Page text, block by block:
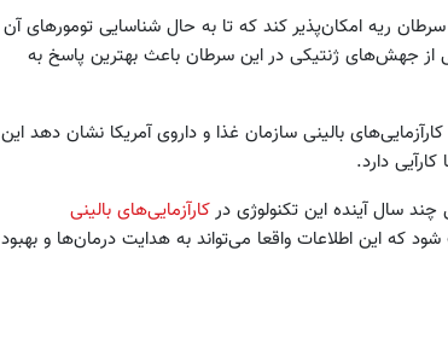
ریه امکان‌پذیر کند که تا به حال شناسایی تومورهای آن
جهش‌های ژنتیکی در این سرطان باعث بهترین پاسخ به
بالینی سازمان غذا و داروی آمریکا نشان دهد این
دارد.
سال آینده این تکنولوژی درکارآزمایی‌های بالینی
که این اطلاعات واقعا می‌تواند به هدایت درمان‌ها و بهبود